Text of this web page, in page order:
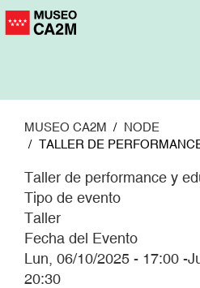
Pasar
MUSEO CA2M
NODE
TALLER DE
Taller de performance y
Tipo de evento
Taller
Fecha del Evento
Lun, 06/10/2025 - 17:00 -
20:30